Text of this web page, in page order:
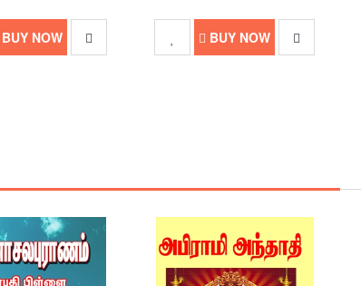
BUY NOW BUY NOW